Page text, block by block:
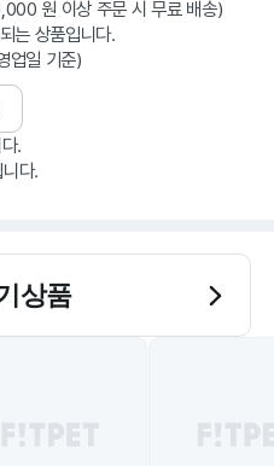
원 이상 주문 시 무료 배송)
는 상품입니다.
업일 기준)
.
다.
상품